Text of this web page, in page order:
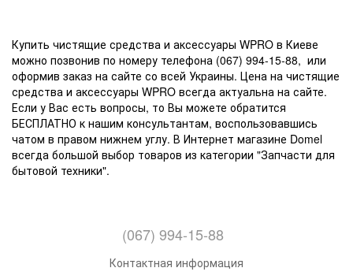
Купить чистящие средства и аксессуары WPRO в Киеве
можно позвонив по номеру телефона (067) 994-15-88, или
оформив заказ на сайте со всей Украины. Цена на чистящие
средства и аксессуары WPRO всегда актуальна на сайте.
Если у Вас есть вопросы, то Вы можете обратится
БЕСПЛАТНО к нашим консультантам, воспользовавшись
чатом в правом нижнем углу. В Интернет магазине Domel
всегда большой выбор товаров из категории "Запчасти для
бытовой техники".
(067) 994-15-88
Контактная информация